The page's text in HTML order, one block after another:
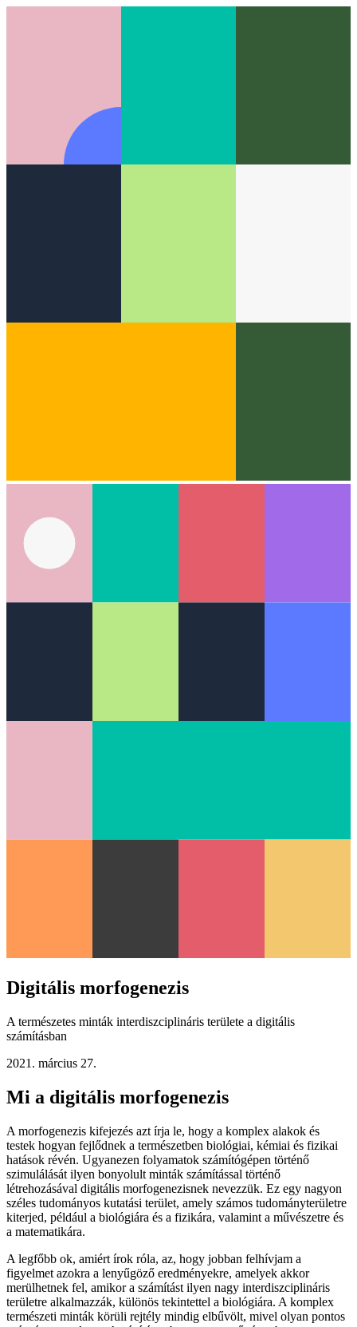
Digitális morfogenezis
A természetes minták interdiszciplináris területe a digitális
2021. március 27.
Mi a digitális morfogenezis
A morfogenezis kifejezés azt írja le, hogy a komplex alakok és
testek hogyan fejlődnek a természetben biológiai, kémiai és fizikai
hatások révén. Ugyanezen folyamatok számítógépen történő
szimulálását ilyen bonyolult minták számítással történő
létrehozásával digitális morfogenezisnek nevezzük. Ez egy nagyon
széles tudományos kutatási terület, amely számos tudományterületre
kiterjed, például a biológiára és a fizikára, valamint a művészetre és
a matematikára.